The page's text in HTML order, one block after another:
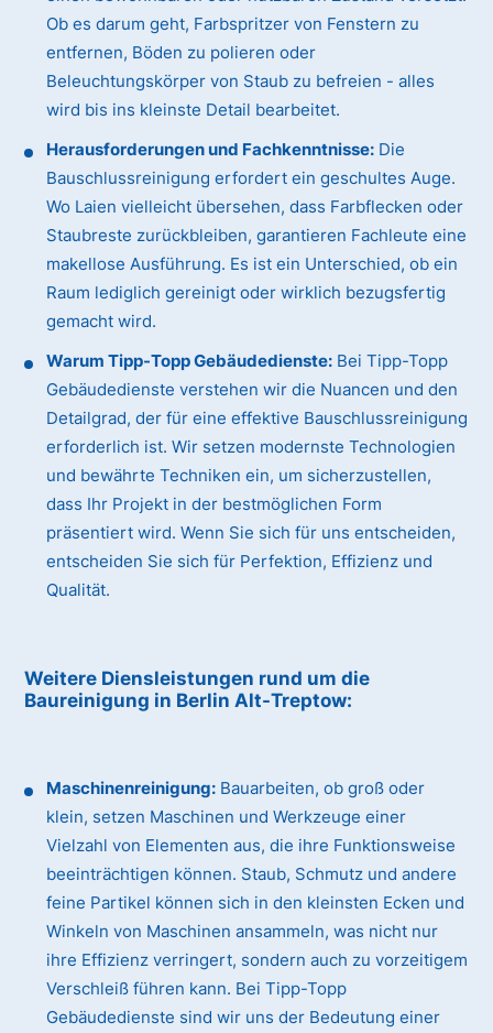
Ob es darum geht, Farbspritzer von Fenstern zu
entfernen, Böden zu polieren oder
Beleuchtungskörper von Staub zu befreien - alles
wird bis ins kleinste Detail bearbeitet.
Herausforderungen und Fachkenntnisse: Die
Bauschlussreinigung erfordert ein geschultes Auge.
Wo Laien vielleicht übersehen, dass Farbflecken oder
Staubreste zurückbleiben, garantieren Fachleute eine
makellose Ausführung. Es ist ein Unterschied, ob ein
Raum lediglich gereinigt oder wirklich bezugsfertig
gemacht wird.
Warum Tipp-Topp Gebäudedienste: Bei Tipp-Topp
Gebäudedienste verstehen wir die Nuancen und den
Detailgrad, der für eine effektive Bauschlussreinigung
erforderlich ist. Wir setzen modernste Technologien
und bewährte Techniken ein, um sicherzustellen,
dass Ihr Projekt in der bestmöglichen Form
präsentiert wird. Wenn Sie sich für uns entscheiden,
entscheiden Sie sich für Perfektion, Effizienz und
Qualität.
Weitere Diensleistungen rund um die
Baureinigung in Berlin Alt-Treptow:
Maschinenreinigung: Bauarbeiten, ob groß oder
klein, setzen Maschinen und Werkzeuge einer
Vielzahl von Elementen aus, die ihre Funktionsweise
beeinträchtigen können. Staub, Schmutz und andere
feine Partikel können sich in den kleinsten Ecken und
Winkeln von Maschinen ansammeln, was nicht nur
ihre Effizienz verringert, sondern auch zu vorzeitigem
Verschleiß führen kann. Bei Tipp-Topp
Gebäudedienste sind wir uns der Bedeutung einer